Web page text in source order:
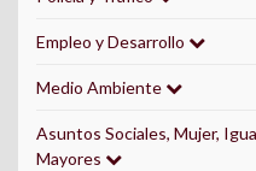
Empleo y Desarrollo
Medio Ambiente
Asuntos Sociales, Mujer,
Mayores